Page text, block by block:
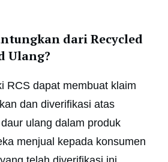
dari Recycled
Ulang?
RCS dapat membuat klaim
dan diverifikasi atas
ulang dalam produk
menjual kepada konsumen